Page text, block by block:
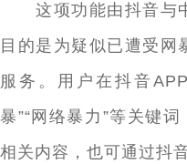
这项功能由抖音与中
目的是为疑似已遭受网
服务。用户在抖音
暴”“网络暴力”等关键
相关内容，也可通过抖